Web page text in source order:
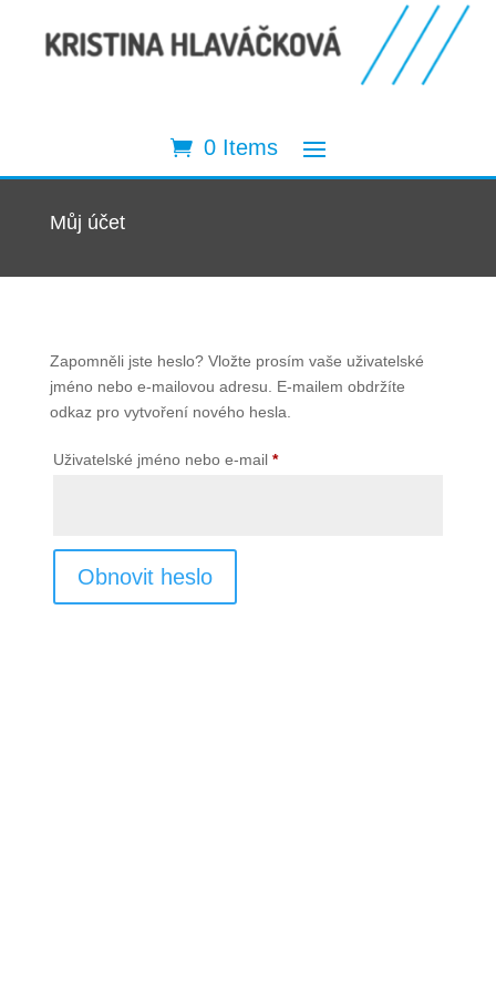
0 Items
Můj účet
Zapomněli jste heslo? Vložte prosím vaše uživatelské
jméno nebo e-mailovou adresu. E-mailem obdržíte
odkaz pro vytvoření nového hesla.
Uživatelské jméno nebo e-mail *Povinné
Obnovit heslo